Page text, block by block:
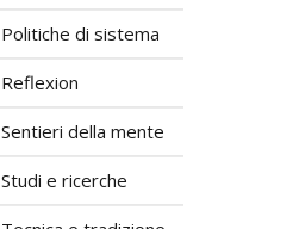
Politiche di sistema
Reflexion
Sentieri della mente
Studi e ricerche